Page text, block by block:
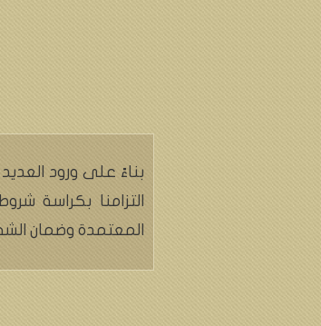
بناءً على ورود
التزامنا بكراسة
المعتمدة وضمان